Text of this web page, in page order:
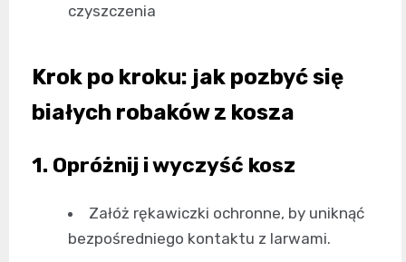
czyszczenia
Krok po kroku: jak pozbyć się
białych robaków z kosza
1. Opróżnij i wyczyść kosz
Załóż rękawiczki ochronne, by uniknąć
bezpośredniego kontaktu z larwami.